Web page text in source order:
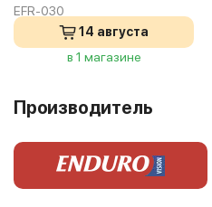
EFR-030
14 августа
в 1 магазине
Производитель